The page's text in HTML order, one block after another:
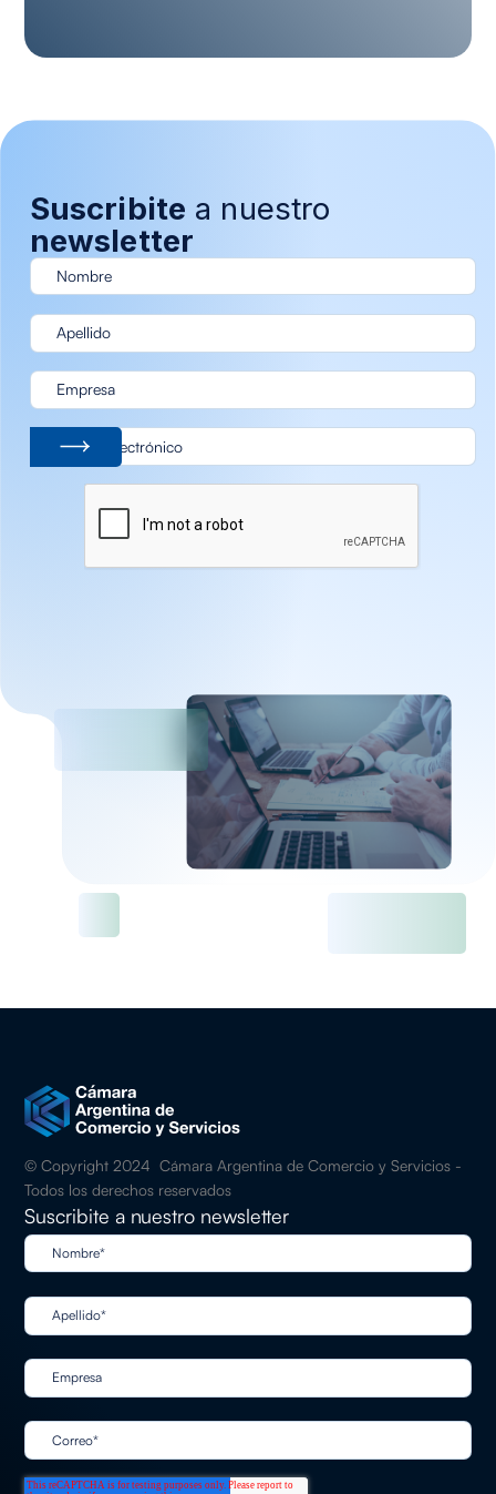
Suscribite a nuestro
newsletter
© Copyright 2024 Cámara Argentina de Comercio y Servicios -
Todos los derechos reservados
Suscribite a nuestro newsletter